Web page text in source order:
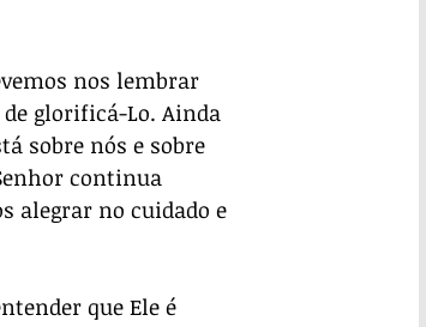
nos lembrar
glorificá-Lo. Ainda
sobre nós e sobre
continua
alegrar no cuidado e
que Ele é